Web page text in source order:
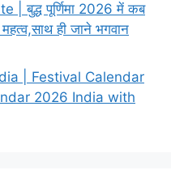
बुद्ध पूर्णिमा 2026 में कब
ही जाने भगवान
| Festival Calendar
2026 India with